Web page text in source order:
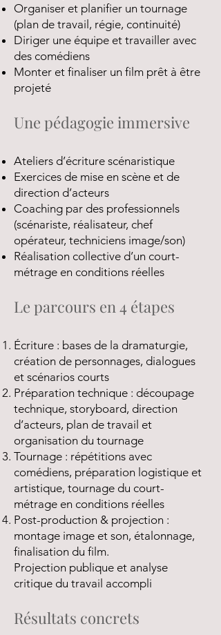
Organiser et planifier un tournage
(plan de travail, régie, continuité)
Diriger une équipe et travailler avec
des comédiens
Monter et finaliser un film prêt à être
projeté
Une pédagogie immersive
Ateliers d’écriture scénaristique
Exercices de mise en scène et de
direction d’acteurs
Coaching par des professionnels
(scénariste, réalisateur, chef
opérateur, techniciens image/son)
Réalisation collective d’un court-
métrage en conditions réelles
Le parcours en 4 étapes
Écriture : bases de la dramaturgie,
création de personnages, dialogues
et scénarios courts
Préparation technique : découpage
technique, storyboard, direction
d’acteurs, plan de travail et
organisation du tournage
Tournage : répétitions avec
comédiens, préparation logistique et
artistique, tournage du court-
métrage en conditions réelles
Post-production & projection :
montage image et son, étalonnage,
finalisation du film.
Projection publique et analyse
critique du travail accompli
Résultats concrets